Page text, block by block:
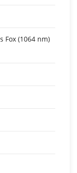
Fox (1064 nm)